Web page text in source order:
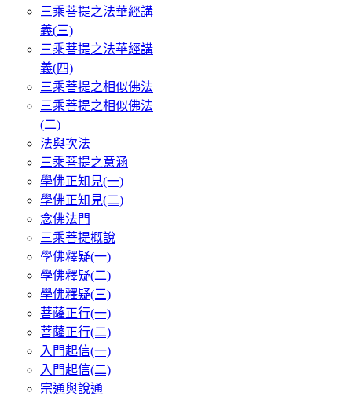
三乘菩提之法華經講
義(三)
三乘菩提之法華經講
義(四)
三乘菩提之相似佛法
三乘菩提之相似佛法
(二)
法與次法
三乘菩提之意涵
學佛正知見(一)
學佛正知見(二)
念佛法門
三乘菩提概說
學佛釋疑(一)
學佛釋疑(二)
學佛釋疑(三)
菩薩正行(一)
菩薩正行(二)
入門起信(一)
入門起信(二)
宗通與說通